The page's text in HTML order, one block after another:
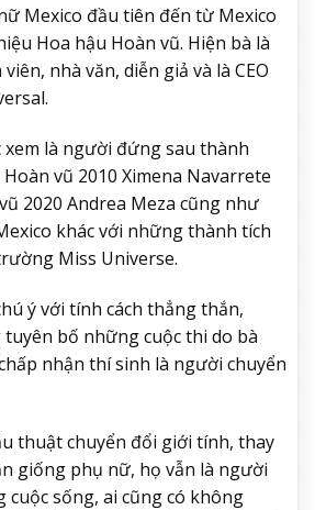
Mexico đầu tiên đến từ Mexico
Hoa hậu Hoàn vũ. Hiện bà là
nhà văn, diễn giả và là CEO
xem là người đứng sau thành
vũ 2010 Ximena Navarrete
2020 Andrea Meza cũng như
khác với những thành tích
Miss Universe.
ý với tính cách thẳng thắn,
bố những cuộc thi do bà
nhận thí sinh là người chuyển
thuật chuyển đổi giới tính, thay
giống phụ nữ, họ vẫn là người
cuộc sống, ai cũng có không